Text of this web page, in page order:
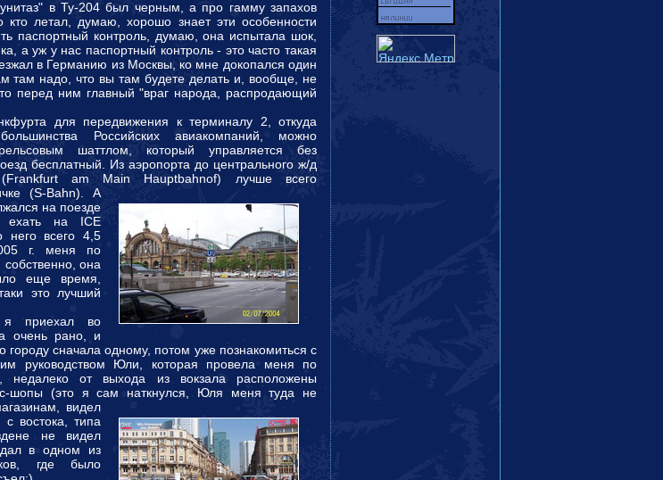
в Ту-204 был черным, а про гамму запахов
кто летал, думаю, хорошо знает эти особенности
паспортный контроль, думаю, она испытала шок,
а уж у нас паспортный контроль - это часто такая
в Германию из Москвы, ко мне докопался один
там надо, что вы там будете делать и, вообще, не
перед ним главный "враг народа, распродающий
для передвижения к терминалу 2, откуда
Российских авиакомпаний, можно
шаттлом, который управляется без
бесплатный. Из аэропорта до центрального ж/д
am Main Hauptbahnof) лучше всего
(S-Bahn). А
на поезде
на ICE
него всего 4,5
г. меня по
она
еще время,
это лучший
приехал во
очень рано, и
городу сначала одному, потом уже познакомиться с
руководством Юли, которая провела меня по
недалеко от выхода из вокзала расположены
шопы (это я сам наткнулся, Юля меня туда не
видел
с востока, типа
не видел
в одном из
где было